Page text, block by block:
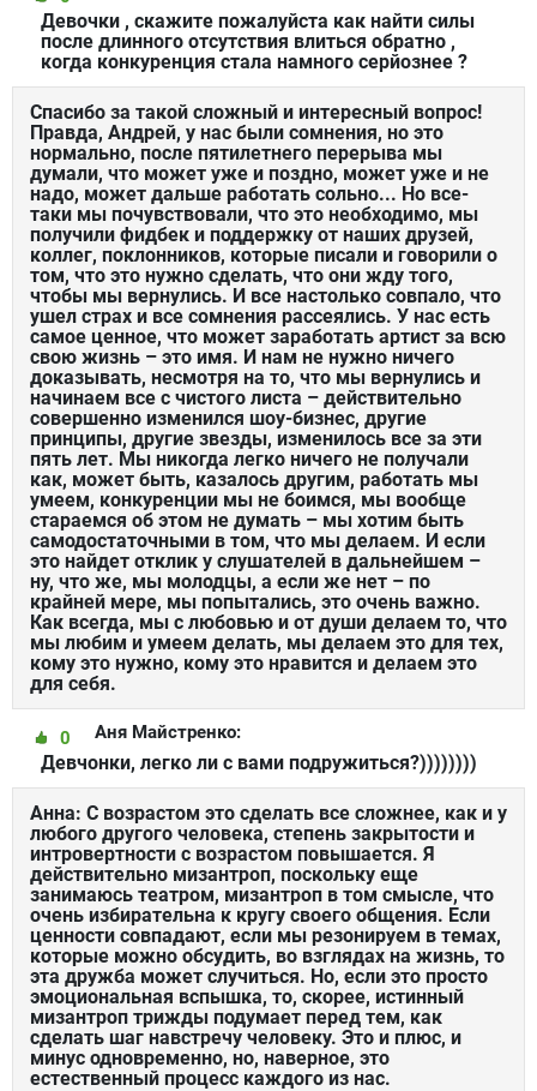
Девочки , скажите пожалуйста как найти силы
после длинного отсутствия влиться обратно ,
когда конкуренция стала намного серйознее ?
Спасибо за такой сложный и интересный вопрос!
Правда, Андрей, у нас были сомнения, но это
нормально, после пятилетнего перерыва мы
думали, что может уже и поздно, может уже и не
надо, может дальше работать сольно... Но все-
таки мы почувствовали, что это необходимо, мы
получили фидбек и поддержку от наших друзей,
коллег, поклонников, которые писали и говорили о
том, что это нужно сделать, что они жду того,
чтобы мы вернулись. И все настолько совпало, что
ушел страх и все сомнения рассеялись. У нас есть
самое ценное, что может заработать артист за всю
свою жизнь – это имя. И нам не нужно ничего
доказывать, несмотря на то, что мы вернулись и
начинаем все с чистого листа – действительно
совершенно изменился шоу-бизнес, другие
принципы, другие звезды, изменилось все за эти
пять лет. Мы никогда легко ничего не получали
как, может быть, казалось другим, работать мы
умеем, конкуренции мы не боимся, мы вообще
стараемся об этом не думать – мы хотим быть
самодостаточными в том, что мы делаем. И если
это найдет отклик у слушателей в дальнейшем –
ну, что же, мы молодцы, а если же нет – по
крайней мере, мы попытались, это очень важно.
Как всегда, мы с любовью и от души делаем то, что
мы любим и умеем делать, мы делаем это для тех,
кому это нужно, кому это нравится и делаем это
для себя.
Аня Майстренко:
0
Девчонки, легко ли с вами подружиться?))))))))
Анна: С возрастом это сделать все сложнее, как и у
любого другого человека, степень закрытости и
интровертности с возрастом повышается. Я
действительно мизантроп, поскольку еще
занимаюсь театром, мизантроп в том смысле, что
очень избирательна к кругу своего общения. Если
ценности совпадают, если мы резонируем в темах,
которые можно обсудить, во взглядах на жизнь, то
эта дружба может случиться. Но, если это просто
эмоциональная вспышка, то, скорее, истинный
мизантроп трижды подумает перед тем, как
сделать шаг навстречу человеку. Это и плюс, и
минус одновременно, но, наверное, это
естественный процесс каждого из нас.